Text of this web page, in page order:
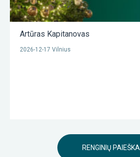
Artūras Kapitanovas
2026-12-17 Vilnius
RENGINIŲ PAIEŠKA